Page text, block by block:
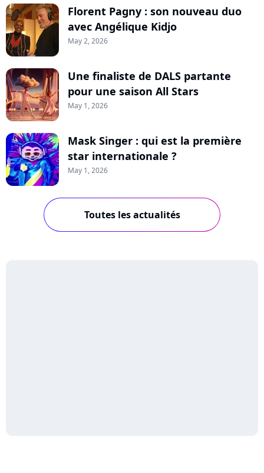
Florent Pagny : son nouveau duo
avec Angélique Kidjo
May 2, 2026
Une finaliste de DALS partante
pour une saison All Stars
May 1, 2026
Mask Singer : qui est la première
star internationale ?
May 1, 2026
Toutes les actualités